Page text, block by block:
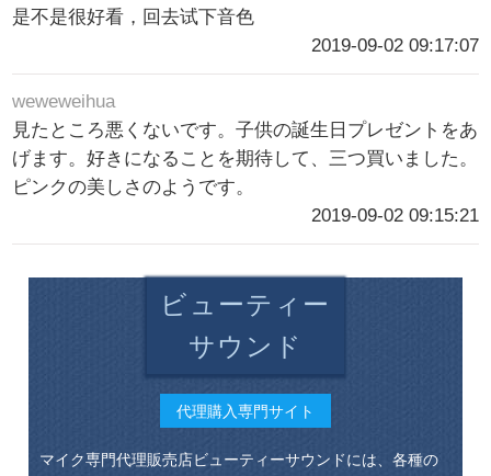
是不是很好看，回去试下音色
2019-09-02 09:17:07
weweweihua
見たところ悪くないです。子供の誕生日プレゼントをあ
げます。好きになることを期待して、三つ買いました。
ピンクの美しさのようです。
2019-09-02 09:15:21
ビューティー
サウンド
代理購入専門サイト
マイク専門代理販売店ビューティーサウンドには、各種の